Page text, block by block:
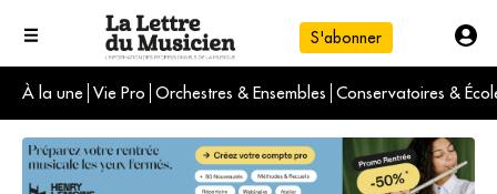
S'abonner
À la une Vie Pro Orchestres & Ensembles Conservatoires &
L'info du jour
Le numéro du mois
International